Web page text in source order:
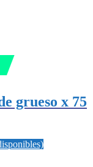
grueso x 75